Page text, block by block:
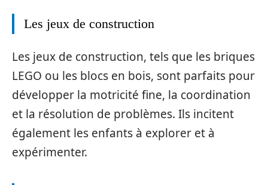
Les jeux de construction
Les jeux de construction, tels que les briques
LEGO ou les blocs en bois, sont parfaits pour
développer la motricité fine, la coordination
et la résolution de problèmes. Ils incitent
également les enfants à explorer et à
expérimenter.